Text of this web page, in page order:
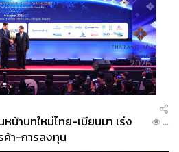
าบทใหม่ไทย-เมียนมา เร่ง
ค้า-การลงทุน
...